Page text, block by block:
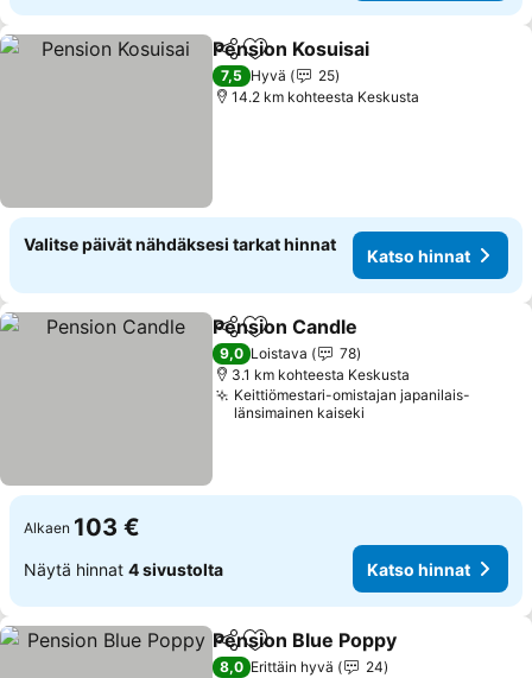
Jaa Lisää suosikkeihin
Pension Kosuisai
7,5 Hyvä
25
14.2 km kohteesta Keskusta
Valitse päivät nähdäksesi tarkat hinnat
Katso hinnat
Jaa Lisää suosikkeihin
Pension Candle
9,0 Loistava
78
3.1 km kohteesta Keskusta
Keittiömestari-omistajan japanilais-
länsimainen kaiseki
Alkaen 103 €
Näytä hinnat 4 sivustolta Katso hinnat
Jaa Lisää suosikkeihin
Pension Blue Poppy
8,0 Erittäin hyvä
24